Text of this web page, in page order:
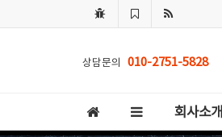
상담문의 010-2751-5828
회사소개